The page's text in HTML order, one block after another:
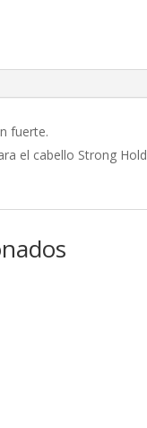
fuerte.
el cabello Strong Hold